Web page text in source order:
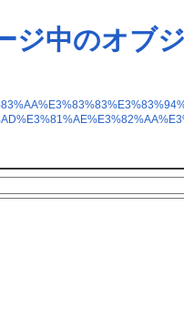
ジ中のオブ